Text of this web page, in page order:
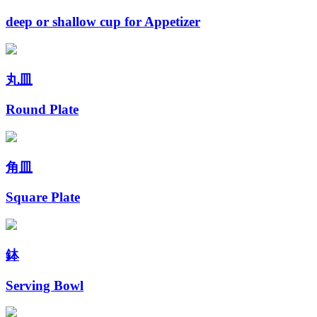
deep or shallow cup for Appetizer
丸皿
Round Plate
角皿
Square Plate
鉢
Serving Bowl